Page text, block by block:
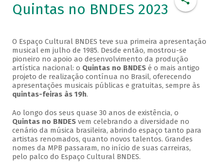
Quintas no BNDES 2023
O Espaço Cultural BNDES teve sua primeira apresentação
musical em julho de 1985. Desde então, mostrou-se
pioneiro no apoio ao desenvolvimento da produção
artística nacional: o Quintas no BNDESé o mais antigo
projeto de realização contínua no Brasil, oferecendo
apresentações musicais públicas e gratuitas, sempre às
quintas-feiras às 19h.
Ao longo dos seus quase 30 anos de existência, o
Quintas no BNDESvem celebrando a diversidade no
cenário da música brasileira, abrindo espaço tanto para
artistas renomados, quanto novos talentos. Grandes
nomes da MPB passaram, no início de suas carreiras,
pelo palco do Espaço Cultural BNDES.